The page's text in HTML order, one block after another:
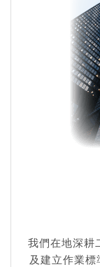
我們在地深耕
及建立作業